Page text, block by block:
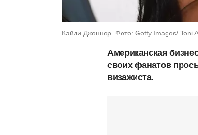
Кайли Дженнер. Фото: Getty Images/ Toni
Американская
своих фанатов
визажиста.